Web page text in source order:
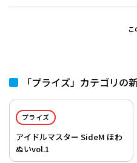
こ
「プライズ」カテゴリの
プライズ
アイドルマスター SideM ほわ
ぬいvol.1